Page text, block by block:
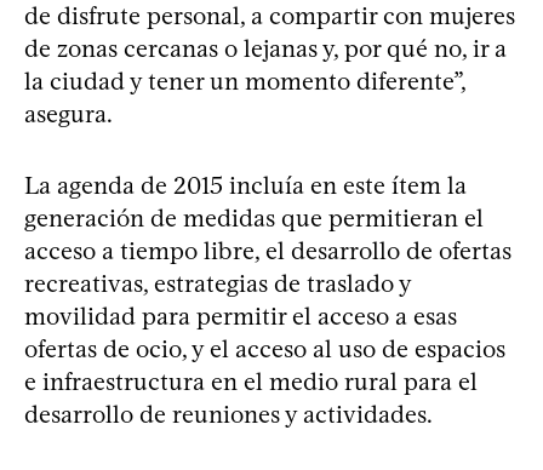
de disfrute personal, a compartir con mujeres
de zonas cercanas o lejanas y, por qué no, ir a
la ciudad y tener un momento diferente”,
asegura.
La agenda de 2015 incluía en este ítem la
generación de medidas que permitieran el
acceso a tiempo libre, el desarrollo de ofertas
recreativas, estrategias de traslado y
movilidad para permitir el acceso a esas
ofertas de ocio, y el acceso al uso de espacios
e infraestructura en el medio rural para el
desarrollo de reuniones y actividades.